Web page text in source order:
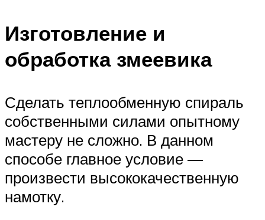
Изготовление и
обработка змеевика
Сделать теплообменную спираль
собственными силами опытному
мастеру не сложно. В данном
способе главное условие —
произвести высококачественную
намотку.